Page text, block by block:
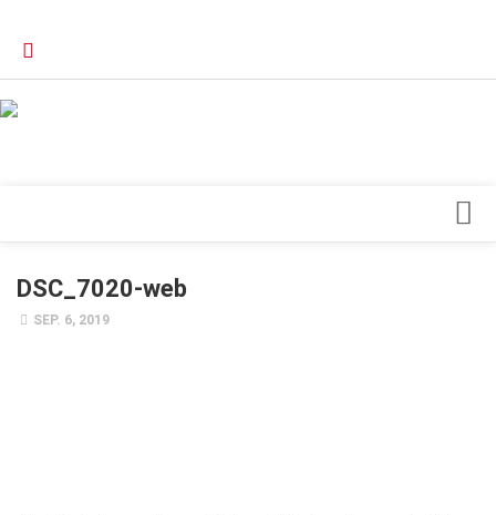
Forschung
DSC_7020-web
SEP. 6, 2019